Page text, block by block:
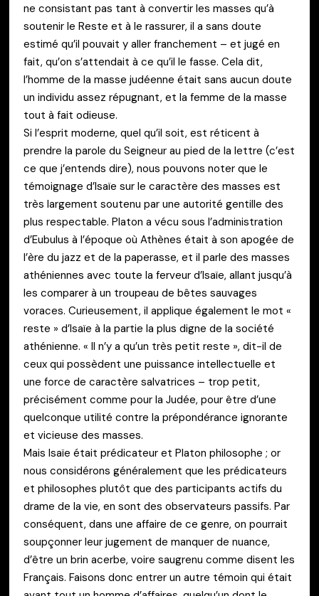
ne consistant pas tant à convertir les masses qu’à
soutenir le Reste et à le rassurer, il a sans doute
estimé qu’il pouvait y aller franchement – et jugé en
fait, qu’on s’attendait à ce qu’il le fasse. Cela dit,
l’homme de la masse judéenne était sans aucun doute
un individu assez répugnant, et la femme de la masse
tout à fait odieuse.
Si l’esprit moderne, quel qu’il soit, est réticent à
prendre la parole du Seigneur au pied de la lettre (c’est
ce que j’entends dire), nous pouvons noter que le
témoignage d’Isaïe sur le caractère des masses est
très largement soutenu par une autorité gentille des
plus respectable. Platon a vécu sous l’administration
d’Eubulus à l’époque où Athènes était à son apogée de
l’ère du jazz et de la paperasse, et il parle des masses
athéniennes avec toute la ferveur d’Isaïe, allant jusqu’à
les comparer à un troupeau de bêtes sauvages
voraces. Curieusement, il applique également le mot «
reste » d’Isaïe à la partie la plus digne de la société
athénienne. « Il n’y a qu’un très petit reste », dit-il de
ceux qui possèdent une puissance intellectuelle et
une force de caractère salvatrices – trop petit,
précisément comme pour la Judée, pour être d’une
quelconque utilité contre la prépondérance ignorante
et vicieuse des masses.
Mais Isaïe était prédicateur et Platon philosophe ; or
nous considérons généralement que les prédicateurs
et philosophes plutôt que des participants actifs du
drame de la vie, en sont des observateurs passifs. Par
conséquent, dans une affaire de ce genre, on pourrait
soupçonner leur jugement de manquer de nuance,
d’être un brin acerbe, voire saugrenu comme disent les
Français. Faisons donc entrer un autre témoin qui était